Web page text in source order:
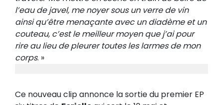
l’eau de javel, me noyer sous un verre de vin
ainsi qu’être menaçante avec un diadème et un
couteau, c’est le meilleur moyen que j’ai pour
rire au lieu de pleurer toutes les larmes de mon
corps. »
Ce nouveau clip annonce la sortie du premier EP